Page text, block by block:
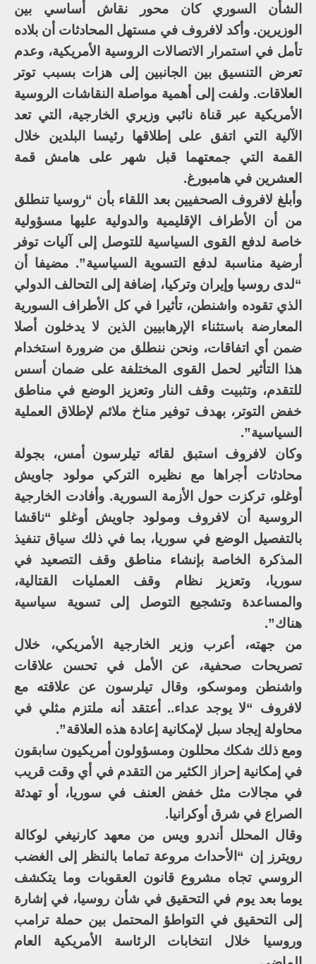
الشأن السوري كان محور نقاش أساسي بين
الوزيرين. وأكد لافروف في مستهل المحادثات أن بلاده
تأمل في استمرار الاتصالات الروسية الأمريكية، وعدم
تعرض التنسيق بين الجانبين إلى هزات بسبب توتر
العلاقات. ولفت إلى أهمية مواصلة النقاشات الروسية
الأمريكية عبر قناة نائبي وزيري الخارجية، التي تعد
الآلية التي اتفق على إطلاقها رئيسا البلدين خلال
القمة التي جمعتهما قبل شهر على هامش قمة
العشرين في هامبورغ.
وأبلغ لافروف الصحفيين بعد اللقاء بأن “روسيا تنطلق
من أن الأطراف الإقليمية والدولية عليها مسؤولية
خاصة لدفع القوى السياسية للتوصل إلى آليات توفر
أرضية مناسبة لدفع التسوية السياسية”. مضيفا أن
“لدى روسيا وإيران وتركيا، إضافة إلى التحالف الدولي
الذي تقوده واشنطن، تأثيرا في كل الأطراف السورية
المعارضة باستثناء الإرهابيين الذين لا يدخلون أصلا
ضمن أي اتفاقات، ونحن ننطلق من ضرورة استخدام
هذا التأثير لحمل القوى المختلفة على ضمان أسس
للتقدم، وتثبيت وقف النار وتعزيز الوضع في مناطق
خفض التوتر، بهدف توفير مناخ ملائم لإطلاق العملية
السياسية”.
وكان لافروف استبق لقائه تيلرسون أمس، بجولة
محادثات أجراها مع نظيره التركي مولود جاويش
أوغلو، تركزت حول الأزمة السورية. وأفادت الخارجية
الروسية أن لافروف ومولود جاويش أوغلو “ناقشا
بالتفصيل الوضع في سوريا، بما في ذلك سياق تنفيذ
المذكرة الخاصة بإنشاء مناطق وقف التصعيد في
سوريا، وتعزيز نظام وقف العمليات القتالية،
والمساعدة وتشجيع التوصل إلى تسوية سياسية
هناك”.
من جهته، أعرب وزير الخارجية الأمريكي، خلال
تصريحات صحفية، عن الأمل في تحسن علاقات
واشنطن وموسكو، وقال تيلرسون عن علاقته مع
لافروف “لا يوجد عداء.. أعتقد أنه ملتزم مثلي في
محاولة إيجاد سبل لإمكانية إعادة هذه العلاقة”.
ومع ذلك شكك محللون ومسؤولون أمريكيون سابقون
في إمكانية إحراز الكثير من التقدم في أي وقت قريب
في مجالات مثل خفض العنف في سوريا، أو تهدئة
الصراع في شرق أوكرانيا.
وقال المحلل أندرو ويس من معهد كارنيغي لوكالة
رويترز إن “الأحداث مروعة تماما بالنظر إلى الغضب
الروسي تجاه مشروع قانون العقوبات وما يتكشف
يوما بعد يوم في التحقيق في شأن روسيا، في إشارة
إلى التحقيق في التواطؤ المحتمل بين حملة ترامب
وروسيا خلال انتخابات الرئاسة الأمريكية العام